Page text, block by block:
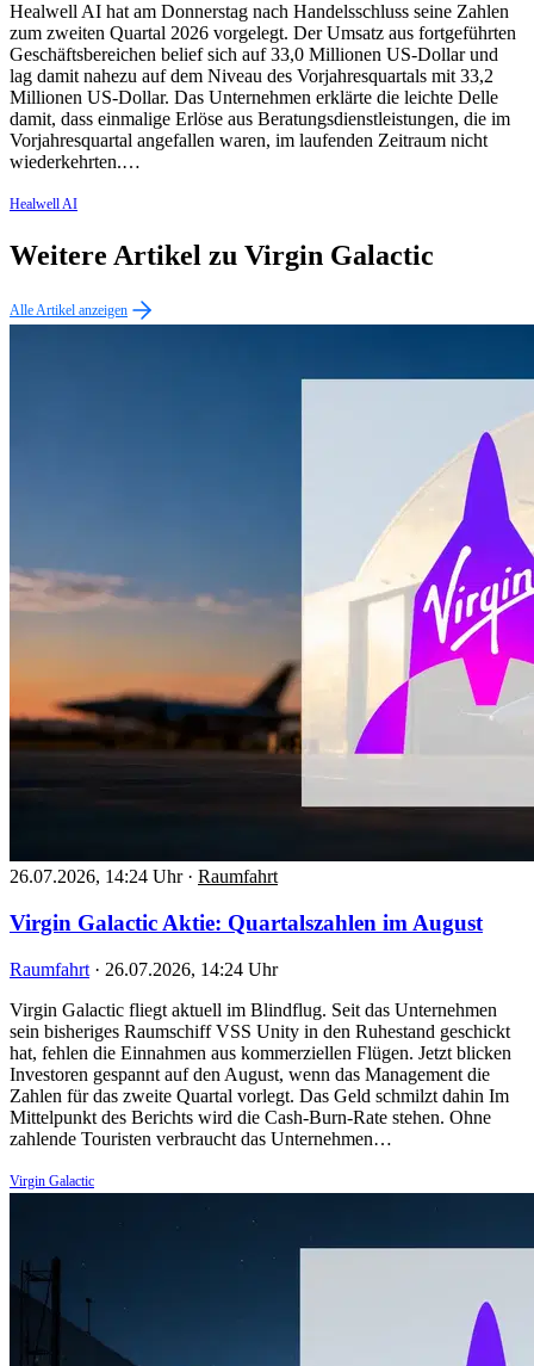
Healwell AI hat am Donnerstag nach Handelsschluss seine Zahlen
zum zweiten Quartal 2026 vorgelegt. Der Umsatz aus fortgeführten
Geschäftsbereichen belief sich auf 33,0 Millionen US-Dollar und
lag damit nahezu auf dem Niveau des Vorjahresquartals mit 33,2
Millionen US-Dollar. Das Unternehmen erklärte die leichte Delle
damit, dass einmalige Erlöse aus Beratungsdienstleistungen, die im
Vorjahresquartal angefallen waren, im laufenden Zeitraum nicht
wiederkehrten.…
Healwell AI
Weitere Artikel zu Virgin Galactic
Alle Artikel anzeigen
26.07.2026, 14:24 Uhr · Raumfahrt
Virgin Galactic Aktie: Quartalszahlen im August
Raumfahrt · 26.07.2026, 14:24 Uhr
Virgin Galactic fliegt aktuell im Blindflug. Seit das Unternehmen
sein bisheriges Raumschiff VSS Unity in den Ruhestand geschickt
hat, fehlen die Einnahmen aus kommerziellen Flügen. Jetzt blicken
Investoren gespannt auf den August, wenn das Management die
Zahlen für das zweite Quartal vorlegt. Das Geld schmilzt dahin Im
Mittelpunkt des Berichts wird die Cash-Burn-Rate stehen. Ohne
zahlende Touristen verbraucht das Unternehmen…
Virgin Galactic